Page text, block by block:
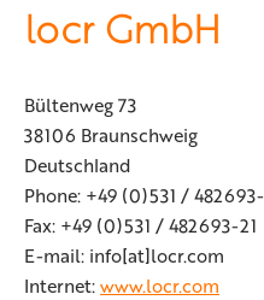
locr GmbH
Bültenweg 73
38106 Braunschweig
Deutschland
Phone: +49 (0)531 /
Fax: +49 (0)531 / 482693-21
E-mail: info[at]locr.com
Internet:www.locr.com